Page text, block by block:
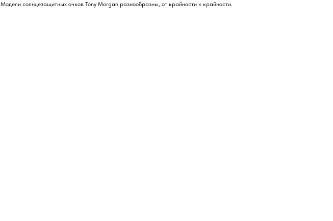
Модели солнцезащитных очков Tony Morgan разнообразны, от крайности к крайности.